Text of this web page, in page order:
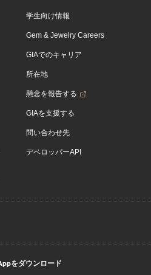
学生向け情報
Gem & Jewelry Careers
GIAでのキャリア
所在地
懸念を報告する
GIAを支援する
問い合わせ先
デベロッパーAPI
をダウンロード